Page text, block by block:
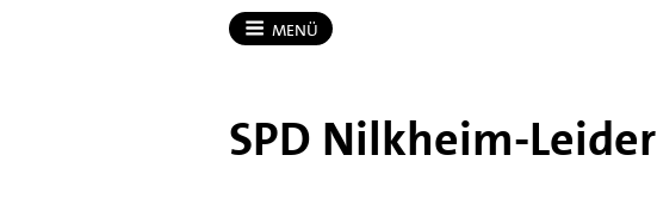
MENÜ
SPD Nilkheim-​Leider